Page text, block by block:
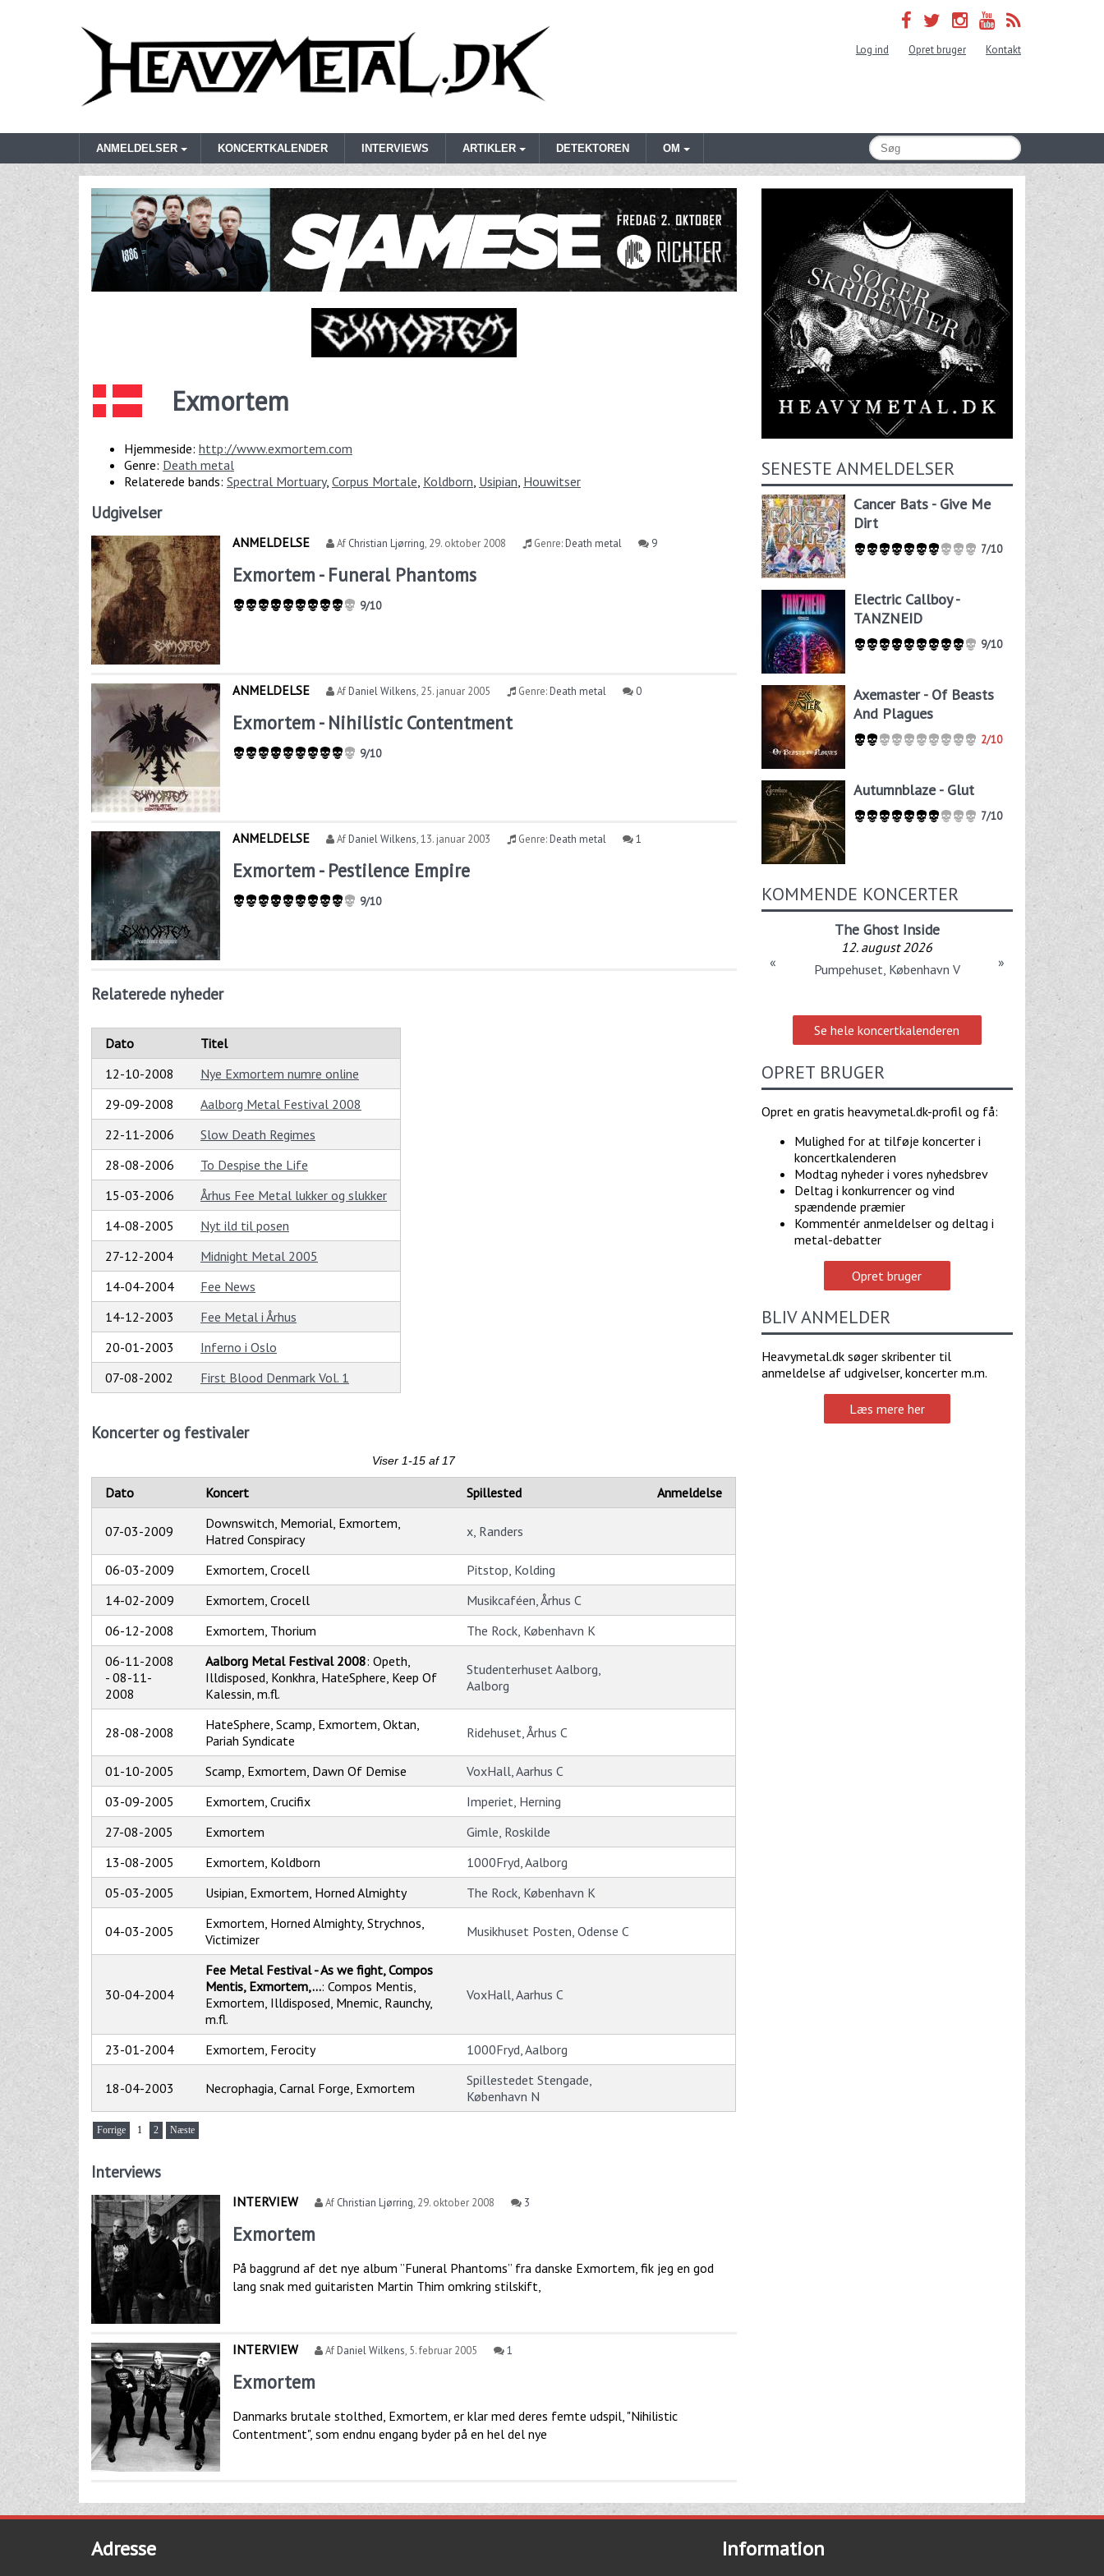
Log ind Opret bruger Kontakt
ANMELDELSER KONCERTKALENDER INTERVIEWS ARTIKLER DETEKTOREN OM
Exmortem
Hjemmeside: http://www.exmortem.com
Genre: Death metal
Relaterede bands: Spectral Mortuary, Corpus Mortale, Koldborn, Usipian, Houwitser
Udgivelser
ANMELDELSE Af Christian Ljørring, 29. oktober 2008 Genre:Death metal 9
Exmortem - Funeral Phantoms
9/10
ANMELDELSE AfDaniel Wilkens, 25. januar 2005 Genre:Death metal 0
Exmortem - Nihilistic Contentment
9/10
ANMELDELSE AfDaniel Wilkens,13. januar 2003 Genre:Death metal 1
Exmortem - Pestilence Empire
9/10
Relaterede nyheder
Dato
Titel
12-10-2008
Nye Exmortem numre online
29-09-2008
Aalborg Metal Festival 2008
22-11-2006
Slow Death Regimes
28-08-2006
To Despise the Life
15-03-2006
Århus Fee Metal lukker og slukker
14-08-2005
Nyt ild til posen
27-12-2004
Midnight Metal 2005
14-04-2004
Fee News
14-12-2003
Fee Metal i Århus
20-01-2003
Inferno i Oslo
07-08-2002
First Blood Denmark Vol. 1
Koncerter og festivaler
Viser 1-15 af 17
Dato Koncert Spillested Anmeldelse
07-03-2009
Downswitch, Memorial, Exmortem,
Hatred Conspiracy
x, Randers
06-03-2009 Exmortem, Crocell
Pitstop, Kolding
14-02-2009
Exmortem, Crocell
Musikcaféen, Århus C
06-12-2008
Exmortem, Thorium
The Rock, København K
06-11-2008
- 08-11-
2008
Aalborg Metal Festival 2008: Opeth,
Illdisposed, Konkhra, HateSphere, Keep Of
Kalessin, m.fl.
Studenterhuset Aalborg,
Aalborg
28-08-2008
HateSphere, Scamp, Exmortem, Oktan,
Pariah Syndicate
Ridehuset, Århus C
01-10-2005 Scamp, Exmortem, Dawn Of Demise
VoxHall, Aarhus C
03-09-2005
Exmortem, Crucifix
Imperiet, Herning
27-08-2005
Exmortem
Gimle, Roskilde
13-08-2005
Exmortem, Koldborn
1000Fryd, Aalborg
05-03-2005
Usipian, Exmortem, Horned Almighty The Rock, København K
04-03-2005
Exmortem, Horned Almighty, Strychnos,
Victimizer
Musikhuset Posten, Odense C
30-04-2004
Fee Metal Festival - As we fight, Compos
Mentis, Exmortem,...: Compos Mentis,
Exmortem, Illdisposed, Mnemic, Raunchy,
m.fl.
VoxHall, Aarhus C
23-01-2004 Exmortem, Ferocity 1000Fryd, Aalborg
18-04-2003 Necrophagia, Carnal Forge, Exmortem
Spillestedet Stengade,
København N
Forrige 1 2 Næste
Interviews
INTERVIEW Af Christian Ljørring, 29. oktober 2008 3
Exmortem
På baggrund af det nye album ”Funeral Phantoms” fra danske Exmortem, fik jeg en god
lang snak med guitaristen Martin Thim omkring stilskift,
INTERVIEW AfDaniel Wilkens, 5. februar 2005 1
Exmortem
Danmarks brutale stolthed, Exmortem, er klar med deres femte udspil, "Nihilistic
Contentment", som endnu engang byder på en hel del nye
SENESTE ANMELDELSER
Cancer Bats - Give Me
Dirt
7/10
Electric Callboy -
TANZNEID
9/10
Axemaster - Of Beasts
And Plagues
2/10
Autumnblaze - Glut
7/10
KOMMENDE KONCERTER
The Ghost Inside
12. august 2026
Pumpehuset, København V
« »
Se hele koncertkalenderen
OPRET BRUGER
Opret en gratis heavymetal.dk-profil og få:
Mulighed for at tilføje koncerter i
koncertkalenderen
Modtag nyheder i vores nyhedsbrev
Deltag i konkurrencer og vind
spændende præmier
Kommentér anmeldelser og deltag i
metal-debatter
Opret bruger
BLIV ANMELDER
Heavymetal.dk søger skribenter til
anmeldelse af udgivelser, koncerter m.m.
Læs mere her
Adresse Information